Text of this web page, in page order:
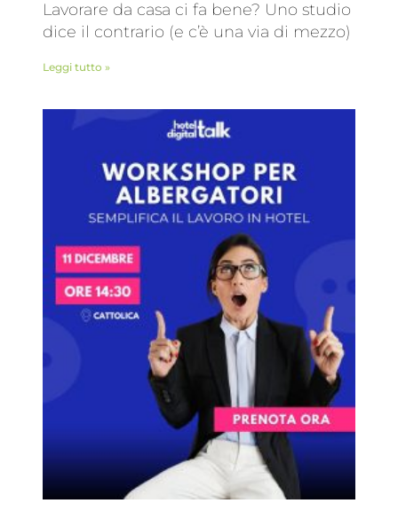
Lavorare da casa ci fa bene? Uno studio
dice il contrario (e c’è una via di mezzo)
Leggi tutto »